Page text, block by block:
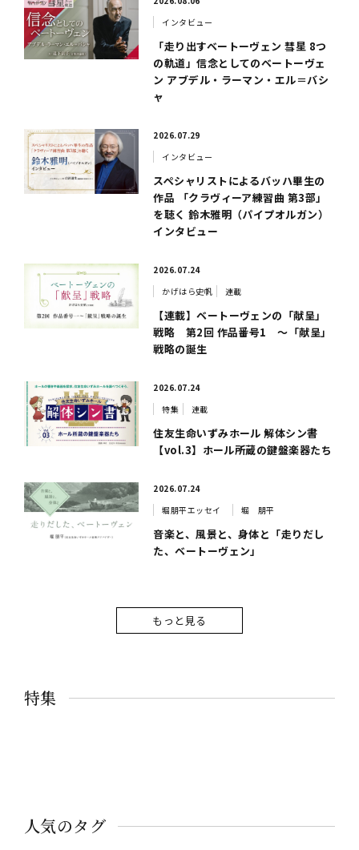
インタビュー
「走り出すベートーヴェン 彗星 8つ
の軌道」信念としてのベートーヴェ
ン アブデル・ラーマン・エル＝バシ
ャ
2026.07.29
インタビュー
スペシャリストによるバッハ畢生の
作品 「クラヴィーア練習曲 第3部」
を聴く 鈴木雅明（パイプオルガン）
インタビュー
2026.07.24
かげはら史帆
連載
【連載】ベートーヴェンの「献呈」
戦略 第2回 作品番号1 ～「献呈」
戦略の誕生
2026.07.24
特集
連載
住友生命いずみホール 解体シン書
【vol.3】ホール所蔵の鍵盤楽器たち
2026.07.24
堀朋平エッセイ
堀 朋平
音楽と、風景と、身体と「走りだし
た、ベートーヴェン」
もっと見る
人気のタグ
特集